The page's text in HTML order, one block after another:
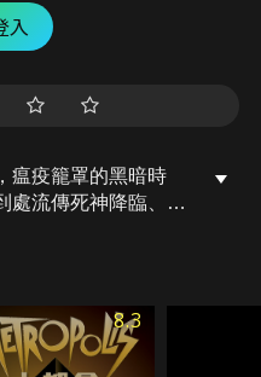
入
瘟疫籠罩的黑暗時
處流傳死神降臨、人
遇到樂觀天真的流
不貞妻子以及被民眾
光明、絕望與希望之
就當演員夫妻逃離騎
8.3